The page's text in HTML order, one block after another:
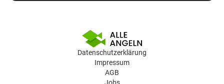
Datenschutzerklärung
Impressum
AGB
Jobs